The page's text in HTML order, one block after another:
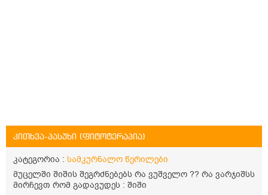
კითხვა-პასუხი (ფიტოტერაპია)
კატეგორია : სამკურნალო წერილები
მუცელში შიშის შეგრძნებებს რა ვუშველო ?? რა ვარჯიშსს
მირჩევთ რომ გადავუდეს : შიში